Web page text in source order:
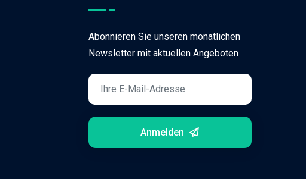
Abonnieren Sie unseren monatlichen
Newsletter mit aktuellen Angeboten
Anmelden